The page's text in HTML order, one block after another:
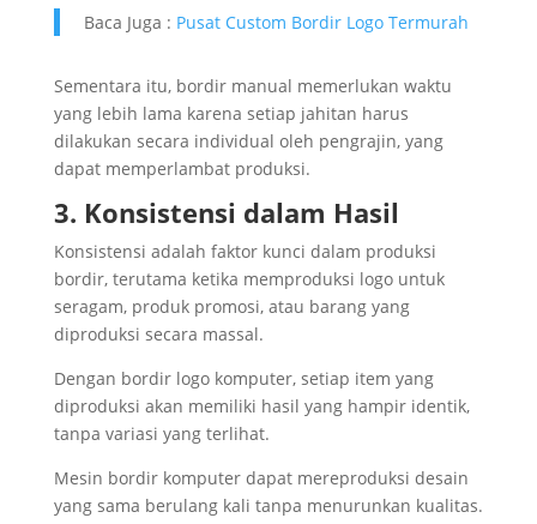
Baca Juga : Pusat Custom Bordir Logo Termurah
Sementara itu, bordir manual memerlukan waktu
yang lebih lama karena setiap jahitan harus
dilakukan secara individual oleh pengrajin, yang
dapat memperlambat produksi.
3. Konsistensi dalam Hasil
Konsistensi adalah faktor kunci dalam produksi
bordir, terutama ketika memproduksi logo untuk
seragam, produk promosi, atau barang yang
diproduksi secara massal.
Dengan bordir logo komputer, setiap item yang
diproduksi akan memiliki hasil yang hampir identik,
tanpa variasi yang terlihat.
Mesin bordir komputer dapat mereproduksi desain
yang sama berulang kali tanpa menurunkan kualitas.